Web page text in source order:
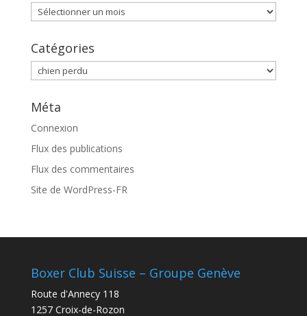
Archives
Catégories
Catégories
Méta
Connexion
Flux des publications
Flux des commentaires
Site de WordPress-FR
Boxer Club Suisse – Groupe Genève
Route d'Annecy 118
1257 Croix-de-Rozon